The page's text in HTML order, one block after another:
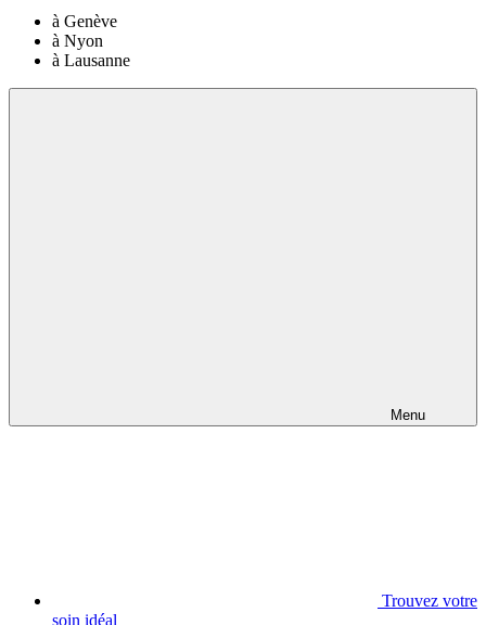
à Genève
à Nyon
à Lausanne
Menu
Trouvez votre
soin idéal